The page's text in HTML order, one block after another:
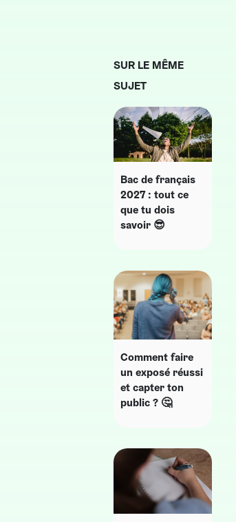
SUR LE MÊME
SUJET
Bac de français
2027 : tout ce
que tu dois
savoir 😎
Comment faire
un exposé réussi
et capter ton
public ? 🤔